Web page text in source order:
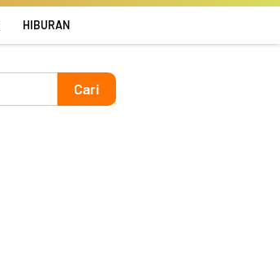
HIBURAN
Cari